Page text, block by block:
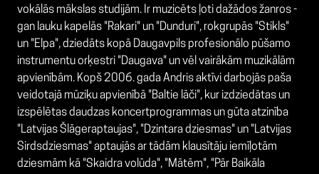
vokālās mākslas studijām. Ir muzicēts ļoti dažādos žanros -
gan lauku kapelās "Rakari" un "Dunduri", rokgrupās "Stikls"
un "Elpa", dziedāts kopā Daugavpils profesionālo pūšamo
instrumentu orķestri "Daugava" un vēl vairākām muzikālām
apvienībām. Kopš 2006. gada Andris aktīvi darbojās paša
veidotajā mūziķu apvienībā "Baltie lāči", kur izdziedātas un
izspēlētas daudzas koncertprogrammas un gūta atzinība
"Latvijas Šlāgeraptaujas", "Dzintara dziesmas" un "Latvijas
Sirdsdziesmas" aptaujās ar tādām klausītāju iemīļotām
dziesmām kā "Skaidra volūda", "Mātēm", "Pār Baikāla